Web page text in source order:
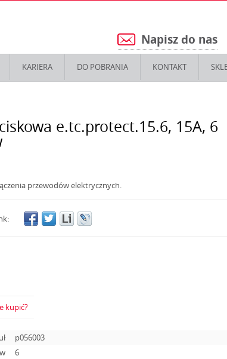
5 Napisz do nas
KARIERA DO POBRANIA KONTAKT
e.tc.protect.15.6, 15А, 6
przewodów elektrycznych.
p056003
6
kupić?